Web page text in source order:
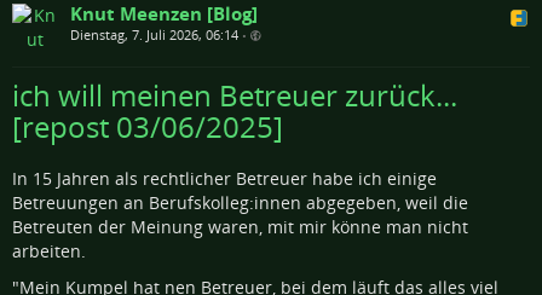
Knut Meenzen [Blog]
Dienstag, 7. Juli 2026, 06:14 •
ich will meinen Betreuer zurück...
[repost 03/06/2025]
In 15 Jahren als rechtlicher Betreuer habe ich einige
Betreuungen an Berufskolleg:innen abgegeben, weil die
Betreuten der Meinung waren, mit mir könne man nicht
arbeiten.
"Mein Kumpel hat nen Betreuer, bei dem läuft das alles viel